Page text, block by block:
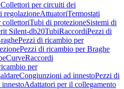
per circuiti dei
regolazioneAttuatoriTermostati
collettoriTubi di protezioneSistemi di
Silent-db20TubiRaccordiPezzi di
Pezzi di ricambio per
Pezzi di ricambio per Braghe
CurveRaccordi
per
Congiunzioni ad innestoPezzi di
Adattatori per il collegamento